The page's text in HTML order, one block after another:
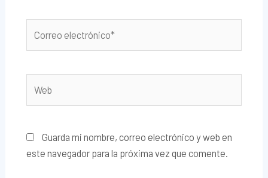
electrónico*
Guarda mi nombre, correo electrónico y web en
este navegador para la próxima vez que comente.